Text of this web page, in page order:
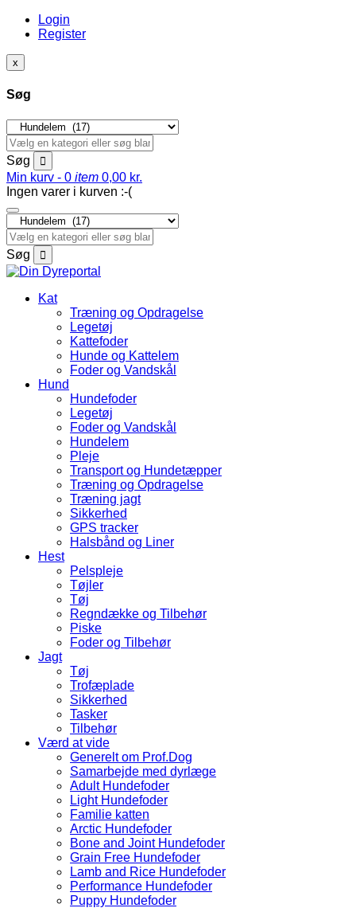
Login
Register
x
Søg
Søg
Min kurv - 0 item 0,00 kr.
Ingen varer i kurven :-(
Søg
Kat
Træning og Opdragelse
Legetøj
Kattefoder
Hunde og Kattelem
Foder og Vandskål
Hund
Hundefoder
Legetøj
Foder og Vandskål
Hundelem
Pleje
Transport og Hundetæpper
Træning og Opdragelse
Træning jagt
Sikkerhed
GPS tracker
Halsbånd og Liner
Hest
Pelspleje
Tøjler
Tøj
Regndække og Tilbehør
Piske
Foder og Tilbehør
Jagt
Tøj
Trofæplade
Sikkerhed
Tasker
Tilbehør
Værd at vide
Generelt om Prof.Dog
Samarbejde med dyrlæge
Adult Hundefoder
Light Hundefoder
Familie katten
Arctic Hundefoder
Bone and Joint Hundefoder
Grain Free Hundefoder
Lamb and Rice Hundefoder
Performance Hundefoder
Puppy Hundefoder